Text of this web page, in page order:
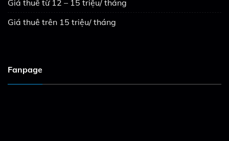
Giá thuê từ 12 – 15 triệu/ tháng
Giá thuê trên 15 triệu/ tháng
Fanpage